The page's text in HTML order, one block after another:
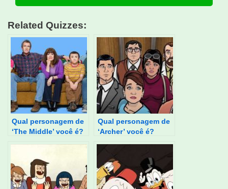
Related Quizzes:
Qual personagem de
‘The Middle’ você é?
Qual personagem de
‘Archer’ você é?